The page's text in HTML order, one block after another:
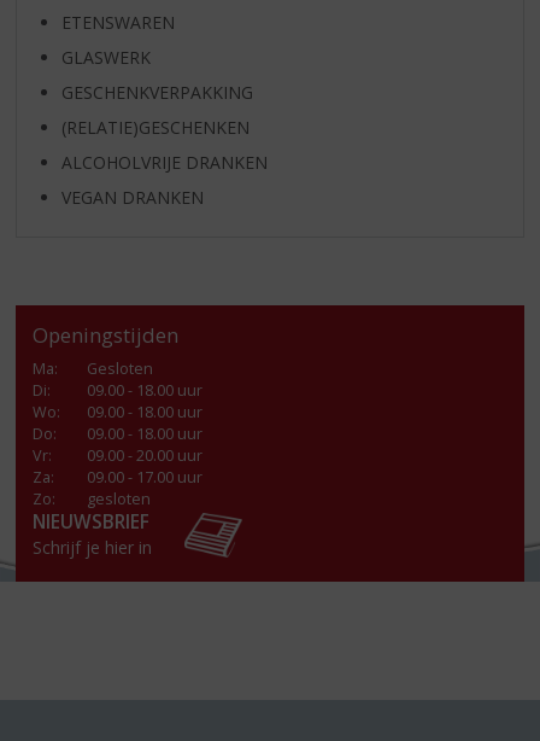
ETENSWAREN
GLASWERK
GESCHENKVERPAKKING
(RELATIE)GESCHENKEN
ALCOHOLVRIJE DRANKEN
VEGAN DRANKEN
Openingstijden
Ma:
Gesloten
Di:
09.00 - 18.00 uur
Wo:
09.00 - 18.00 uur
Do:
09.00 - 18.00 uur
Vr:
09.00 - 20.00 uur
Za:
09.00 - 17.00 uur
Zo:
gesloten
NIEUWSBRIEF
Schrijf je hier in